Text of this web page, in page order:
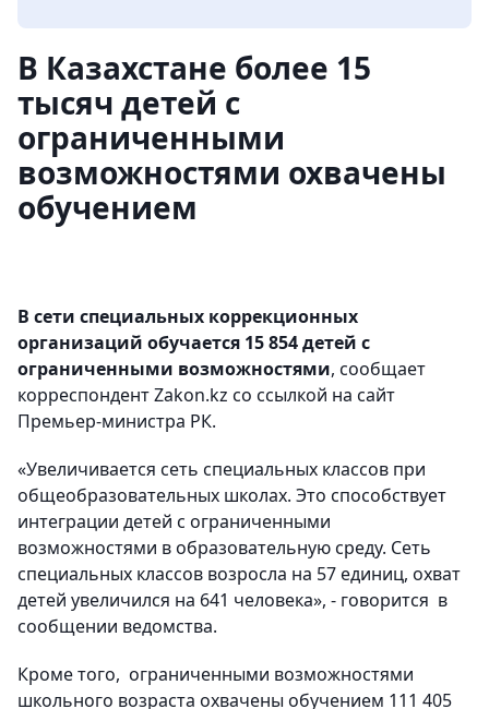
В Казахстане более 15
тысяч детей с
ограниченными
возможностями охвачены
обучением
В сети специальных коррекционных
организаций обучается 15 854 детей с
ограниченными возможностями, сообщает
корреспондент Zakon.kz со ссылкой на сайт
Премьер-министра РК.
«Увеличивается сеть специальных классов при
общеобразовательных школах. Это способствует
интеграции детей с ограниченными
возможностями в образовательную среду. Сеть
специальных классов возросла на 57 единиц, охват
детей увеличился на 641 человека», - говорится в
сообщении ведомства.
Кроме того, ограниченными возможностями
школьного возраста охвачены обучением 111 405